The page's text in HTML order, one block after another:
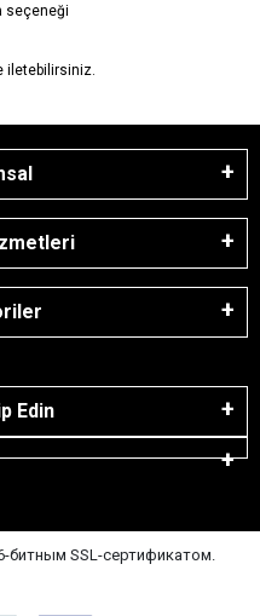
seçeneği
iletebilirsiniz.
Edin
SSL-сертификатом.